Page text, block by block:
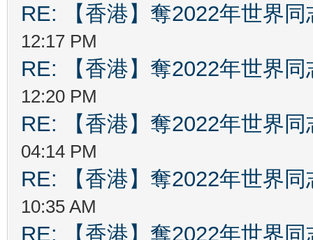
RE: 【香港】奪2022年世界
12:17 PM
RE: 【香港】奪2022年世界
12:20 PM
RE: 【香港】奪2022年世界
04:14 PM
RE: 【香港】奪2022年世界
10:35 AM
RE: 【香港】奪2022年世界